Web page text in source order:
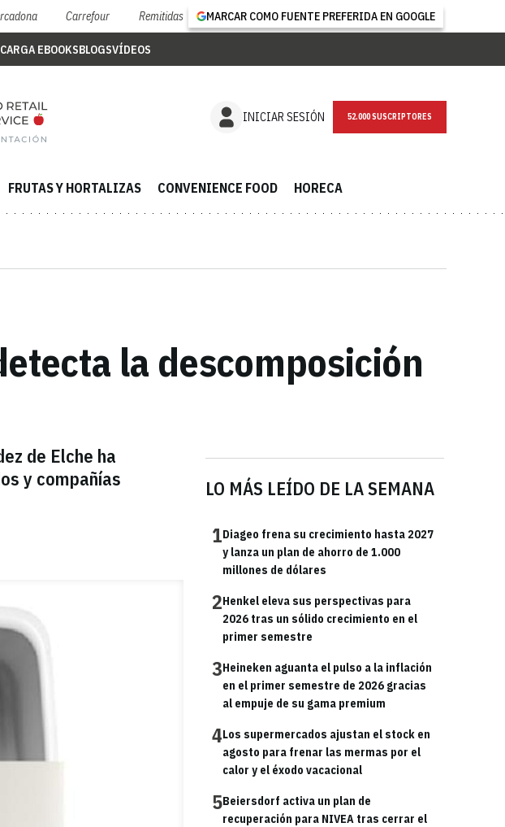
Carrefour Remitidas MARCAR COMO FUENTE PREFERIDA EN GOOGLE
EBOOKSBLOGSVÍDEOS
INICIAR SESIÓN NEWSLETTER
FRUTAS Y HORTALIZAS CONVENIENCE FOOD HORECA
la descomposición
de Elche ha
y compañías
LO MÁS LEÍDO DE LA SEMANA
1Diageo frena su crecimiento hasta 2027
y lanza un plan de ahorro de 1.000
millones de dólares
2Henkel eleva sus perspectivas para
2026 tras un sólido crecimiento en el
primer semestre
3Heineken aguanta el pulso a la inflación
en el primer semestre de 2026 gracias
al empuje de su gama premium
4Los supermercados ajustan el stock en
agosto para frenar las mermas por el
calor y el éxodo vacacional
5Beiersdorf activa un plan de
recuperación para NIVEA tras cerrar el